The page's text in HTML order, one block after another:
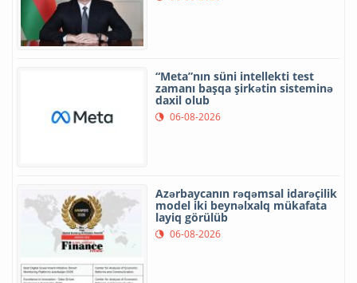
“Meta”nın süni intellekti test
zamanı başqa şirkətin sisteminə
daxil olub
06-08-2026
Azərbaycanın rəqəmsal idarəçilik
model iki beynəlxalq mükafata
layiq görülüb
06-08-2026